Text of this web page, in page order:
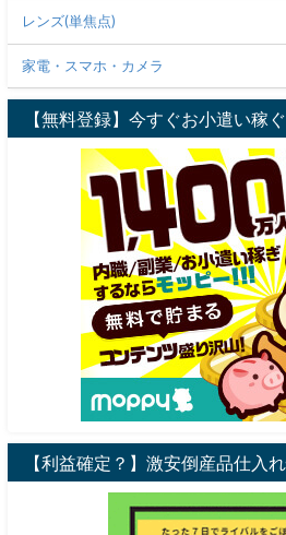
レンズ(単焦点)
家電・スマホ・カメラ
【無料登録】今すぐお小遣い稼
【利益確定？】激安倒産品仕入